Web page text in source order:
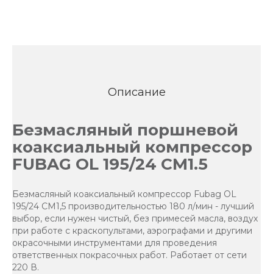
Описание
Безмасляный поршневой
коаксиальный компрессор
FUBAG OL 195/24 CM1.5
Безмасляный коаксиальный компрессор Fubag OL
195/24 CM1,5 производительностью 180 л/мин - лучший
выбор, если нужен чистый, без примесей масла, воздух
при работе с краскопультами, аэрографами и другими
окрасочными инструментами для проведения
ответственных покрасочных работ. Работает от сети
220 В.